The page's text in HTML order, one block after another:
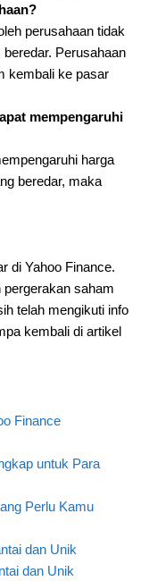
perusahaan tidak
Perusahaan
kembali ke pasar
mempengaruhi
harga
beredar, maka
di Yahoo Finance.
saham
telah mengikuti info
kembali di artikel
Finance
untuk Para
Perlu Kamu
dan Unik
dan Unik